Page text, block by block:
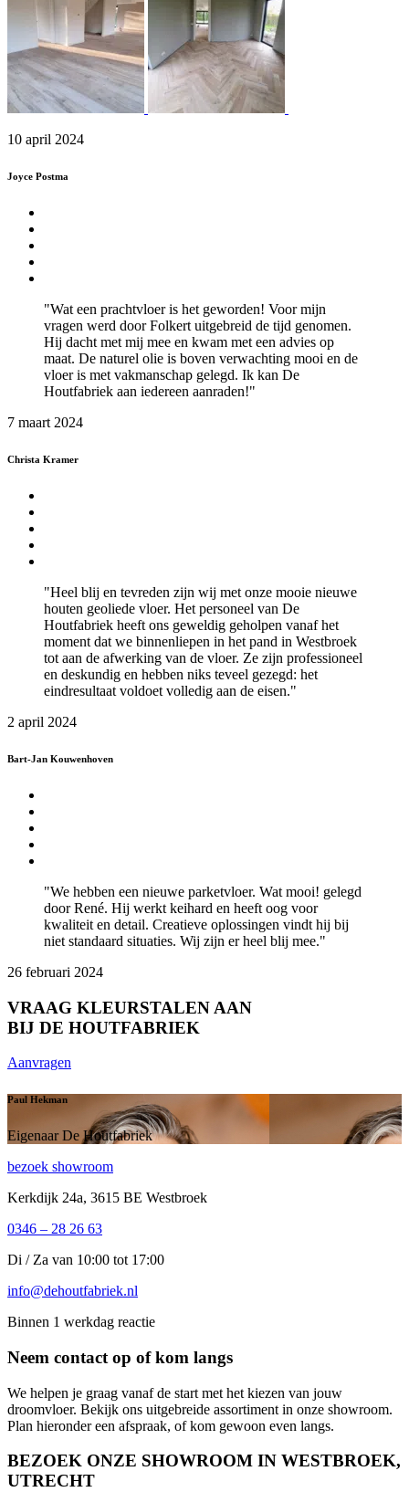
10 april 2024
Joyce Postma
"Wat een prachtvloer is het geworden! Voor mijn
vragen werd door Folkert uitgebreid de tijd genomen.
Hij dacht met mij mee en kwam met een advies op
maat. De naturel olie is boven verwachting mooi en de
vloer is met vakmanschap gelegd. Ik kan De
Houtfabriek aan iedereen aanraden!"
7 maart 2024
Christa Kramer
"Heel blij en tevreden zijn wij met onze mooie nieuwe
houten geoliede vloer. Het personeel van De
Houtfabriek heeft ons geweldig geholpen vanaf het
moment dat we binnenliepen in het pand in Westbroek
tot aan de afwerking van de vloer. Ze zijn professioneel
en deskundig en hebben niks teveel gezegd: het
eindresultaat voldoet volledig aan de eisen."
2 april 2024
Bart-Jan Kouwenhoven
"We hebben een nieuwe parketvloer. Wat mooi! gelegd
door René. Hij werkt keihard en heeft oog voor
kwaliteit en detail. Creatieve oplossingen vindt hij bij
niet standaard situaties. Wij zijn er heel blij mee."
26 februari 2024
VRAAG KLEURSTALEN AAN
BIJ DE HOUTFABRIEK
Aanvragen
Paul Hekman
Eigenaar De Houtfabriek
bezoek showroom
Kerkdijk 24a, 3615 BE Westbroek
0346 – 28 26 63
Di / Za van 10:00 tot 17:00
info@dehoutfabriek.nl
Binnen 1 werkdag reactie
Neem contact op of kom langs
We helpen je graag vanaf de start met het kiezen van jouw
droomvloer. Bekijk ons uitgebreide assortiment in onze showroom.
Plan hieronder een afspraak, of kom gewoon even langs.
BEZOEK ONZE SHOWROOM IN WESTBROEK,
UTRECHT